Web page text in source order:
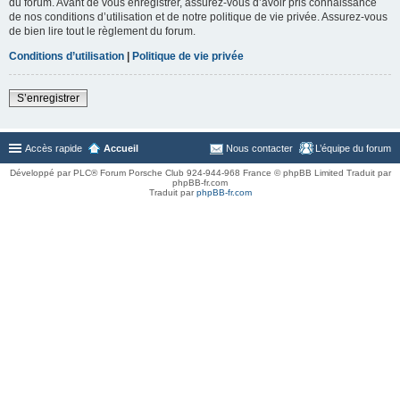
de nos conditions d’utilisation et de notre politique de vie privée. Assurez-vous
de bien lire tout le règlement du forum.
Conditions d’utilisation | Politique de vie privée
S’enregistrer
Accès rapide Accueil L’équipe du forum
Nous contacter
Développé par PLC® Forum Porsche Club 924-944-968 France © phpBB Limited Traduit par
phpBB-fr.com
Traduit parphpBB-fr.com